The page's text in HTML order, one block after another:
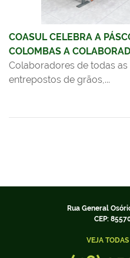
COASUL CELEBRA A
COLOMBAS A
Colaboradores de todas
entrepostos de grãos,...
Rua General
CEP:
VEJA